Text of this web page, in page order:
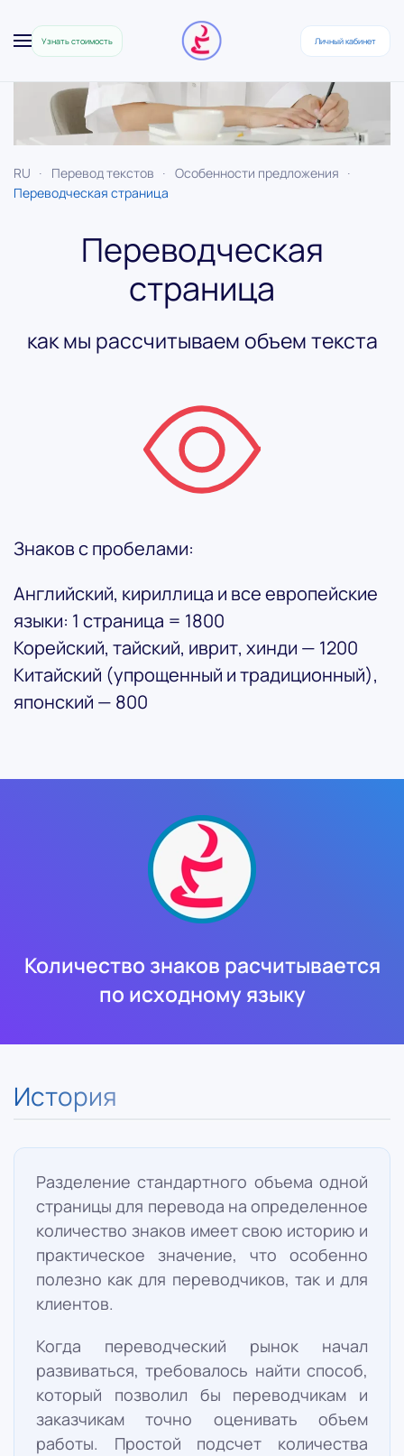
Skip to main content
Узнать стоимость Личный кабинет
RU Перевод текстов
Особенности предложения
Переводческая страница
Переводческая
страница
как мы рассчитываем объем текста
Знаков с пробелами:
Английский, кириллица и все европейские
языки: 1 страница = 1800
Корейский, тайский, иврит, хинди — 1200
Китайский (упрощенный и традиционный),
японский — 800
Количество знаков расчитывается
по исходному языку
История
Разделение стандартного объема одной
страницы для перевода на определенное
количество знаков имеет свою историю и
практическое значение, что особенно
полезно как для переводчиков, так и для
клиентов.
Когда переводческий рынок начал
развиваться, требовалось найти способ,
который позволил бы переводчикам и
заказчикам точно оценивать объем
работы. Простой подсчет количества